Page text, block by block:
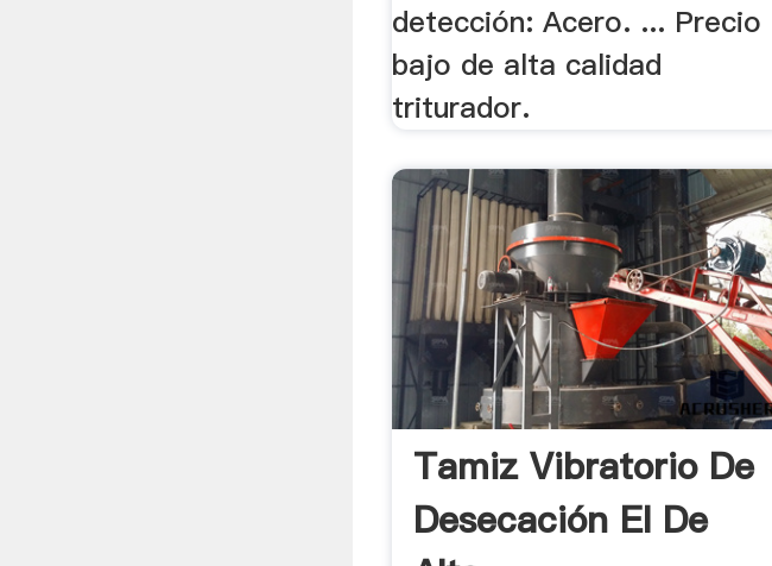
detección: Acero. ... Precio
bajo de alta calidad
triturador.
Tamiz Vibratorio De
Desecación El De